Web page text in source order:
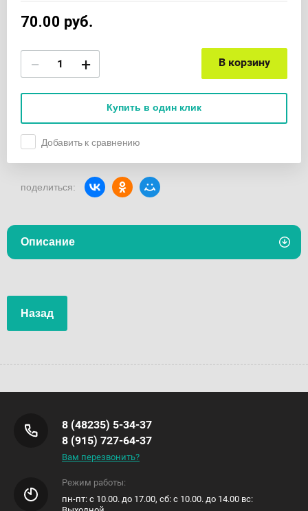
70.00 руб.
− + В корзину
Купить в один клик
Добавить к сравнению
поделиться:
Описание
Назад
8 (48235) 5-34-37
8 (915) 727-64-37
Вам перезвонить?
Режим работы:
пн-пт: с 10.00. до 17.00, сб: с 10.00. до 14.00 вс: